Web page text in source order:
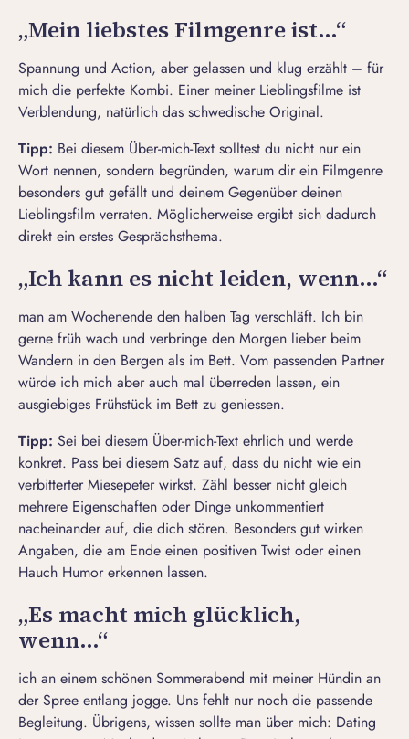
„Mein liebstes Filmgenre ist…“
Spannung und Action, aber gelassen und klug erzählt – für
mich die perfekte Kombi. Einer meiner Lieblingsfilme ist
Verblendung, natürlich das schwedische Original.
Tipp: Bei diesem Über-mich-Text solltest du nicht nur ein
Wort nennen, sondern begründen, warum dir ein Filmgenre
besonders gut gefällt und deinem Gegenüber deinen
Lieblingsfilm verraten. Möglicherweise ergibt sich dadurch
direkt ein erstes Gesprächsthema.
„Ich kann es nicht leiden, wenn…“
man am Wochenende den halben Tag verschläft. Ich bin
gerne früh wach und verbringe den Morgen lieber beim
Wandern in den Bergen als im Bett. Vom passenden Partner
würde ich mich aber auch mal überreden lassen, ein
ausgiebiges Frühstück im Bett zu geniessen.
Tipp: Sei bei diesem Über-mich-Text ehrlich und werde
konkret. Pass bei diesem Satz auf, dass du nicht wie ein
verbitterter Miesepeter wirkst. Zähl besser nicht gleich
mehrere Eigenschaften oder Dinge unkommentiert
nacheinander auf, die dich stören. Besonders gut wirken
Angaben, die am Ende einen positiven Twist oder einen
Hauch Humor erkennen lassen.
„Es macht mich glücklich,
wenn…“
ich an einem schönen Sommerabend mit meiner Hündin an
der Spree entlang jogge. Uns fehlt nur noch die passende
Begleitung. Übrigens, wissen sollte man über mich: Dating